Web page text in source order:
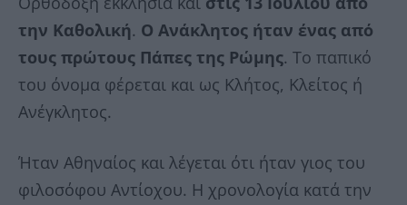
την Καθολική. Ο Ανάκλητος ήταν ένας από
τους πρώτους Πάπες της Ρώμης. Το παπικό
του όνομα φέρεται και ως Κλήτος, Κλείτος ή
Ανέγκλητος.
Ήταν Αθηναίος και λέγεται ότι ήταν γιος του
φιλοσόφου Αντίοχου. Η χρονολογία κατά την